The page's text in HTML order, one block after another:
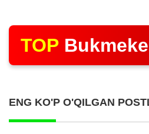
TOP
ENG KO'P O'QILGAN